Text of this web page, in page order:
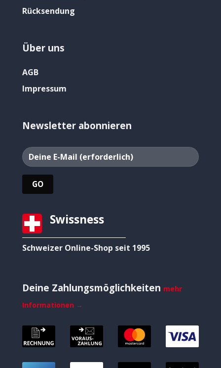
Rücksendung
Über uns
AGB
Impressum
Newsletter abonnieren
Swissness
Schweizer Online-Shop seit 1995
Deine Zahlungsmöglichkeiten mehr
Informationen →